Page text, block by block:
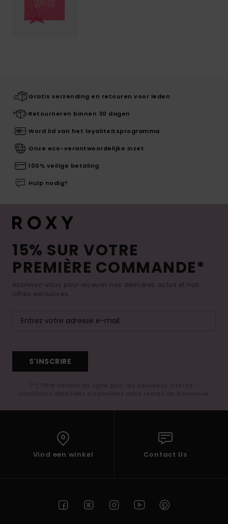
Gratis verzending en retouren voor leden
Retourneren binnen 30 dagen
Word lid van het loyaliteitsprogramma
Onze eco-verantwoordelijke inzet
100% veilige betaling
Hulp nodig?
15% SUR VOTRE
PREMIÈRE COMMANDE*
Abonnez-vous pour recevoir nos dernières actus et nos
offres exclusives.
S'INSCRIRE
(*) Offre valable en ligne pour les nouveaux inscrits -
Conditions détaillées disponibles dans l'email de bienvenue
Vind een winkel Contact Us